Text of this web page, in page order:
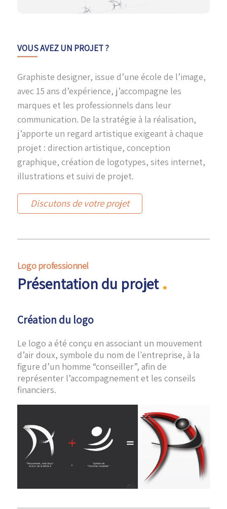
VOUS AVEZ UN PROJET ?
Graphiste designer, issue d’une école de l’image,
avec 15 ans d’expérience, j’accompagne les
marques et les professionnels dans leur
communication. De la stratégie à la réalisation,
j’apporte un regard artistique exigeant à chaque
projet : direction artistique, conception
graphique, création de logotypes, sites internet,
illustrations et suivi de projet.
Discutons de votre projet
Logo professionnel
Présentation du projet .
Création du logo
Le logo a été conçu en associant un mouvement
d’air doux, symbole du nom de l'entreprise, à la
figure d’un homme “conseiller”, afin de
représenter l’accompagnement et les conseils
financiers.